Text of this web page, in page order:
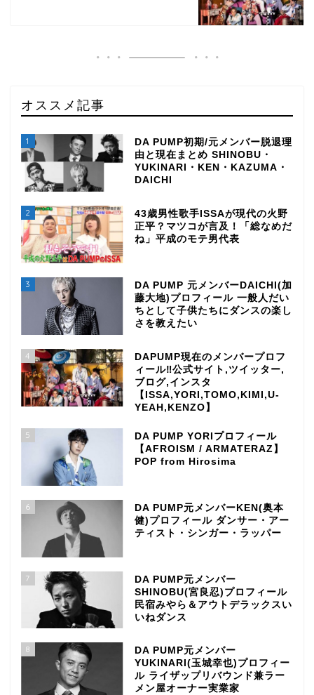
オススメ記事
1
DA PUMP初期/元メンバー脱退理
由と現在まとめ SHINOBU・
YUKINARI・KEN・KAZUMA・
DAICHI
2
43歳男性歌手ISSAが現代の火野
正平？マツコが言及！「総なめだ
ね」平成のモテ男代表
3
DA PUMP 元メンバーDAICHI(加
藤大地)プロフィール 一般人だい
ちとして子供たちにダンスの楽し
さを教えたい
4
DAPUMP現在のメンバープロフ
ィール‼公式サイト,ツイッター,
ブログ,インスタ
【ISSA,YORI,TOMO,KIMI,U-
YEAH,KENZO】
5
DA PUMP YORIプロフィール
【AFROISM / ARMATERAZ】
POP from Hirosima
6
DA PUMP元メンバーKEN(奥本
健)プロフィール ダンサー・アー
ティスト・シンガー・ラッパー
7
DA PUMP元メンバー
SHINOBU(宮良忍)プロフィール
民宿みやら＆アウトデラックスい
いねダンス
8
DA PUMP元メンバー
YUKINARI(玉城幸也)プロフィー
ル ライザップリバウンド兼ラー
メン屋オーナー実業家